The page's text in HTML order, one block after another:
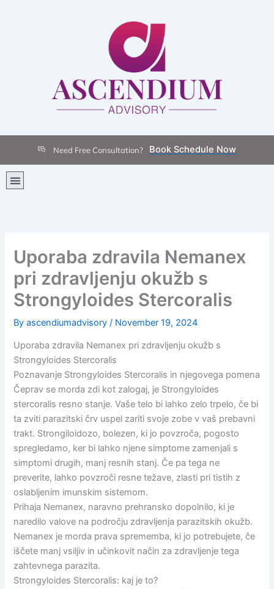
Need Free Consultation? Book Schedule Now
Menu
Uporaba zdravila Nemanex
pri zdravljenju okužb s
Strongyloides Stercoralis
Byascendiumadvisory / November 19, 2024
Uporaba zdravila Nemanex pri zdravljenju okužb s
Strongyloides Stercoralis
Poznavanje Strongyloides Stercoralis in njegovega pomena
Čeprav se morda zdi kot zalogaj, je Strongyloides
stercoralis resno stanje. Vaše telo bi lahko zelo trpelo, če bi
ta zviti parazitski črv uspel zariti svoje zobe v vaš prebavni
trakt. Strongiloidozo, bolezen, ki jo povzroča, pogosto
spregledamo, ker bi lahko njene simptome zamenjali s
simptomi drugih, manj resnih stanj. Če pa tega ne
preverite, lahko povzroči resne težave, zlasti pri tistih z
oslabljenim imunskim sistemom.
Prihaja Nemanex, naravno prehransko dopolnilo, ki je
naredilo valove na področju zdravljenja parazitskih okužb.
Nemanex je morda prava sprememba, ki jo potrebujete, če
iščete manj vsiljiv in učinkovit način za zdravljenje tega
zahtevnega parazita.
Strongyloides Stercoralis: kaj je to?